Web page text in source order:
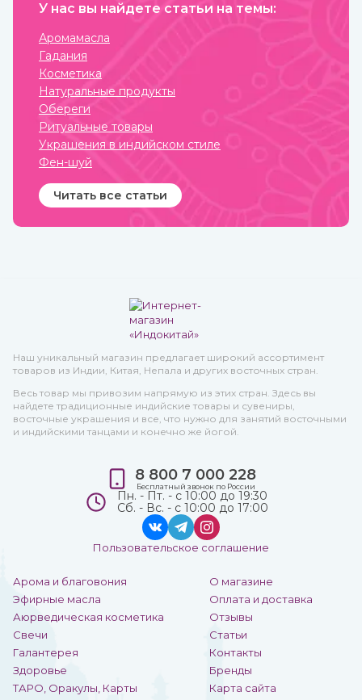
продолжаться до
делает средство в виде
У нас вы найдете статьи на темы:
Аромамасла
Гадания
Косметика
Натуральные продукты
Обереги
Ритуальные товары
Украшения в индийском стиле
Фен-шуй
Читать все статьи
Наш уникальный магазин предлагает широкий ассортимент
товаров из Индии, Китая, Непала и других восточных стран.
Весь товар мы привозим напрямую из этих стран. Здесь вы
найдете традиционные индийские товары и сувениры,
восточные украшения и все, что нужно для занятий восточными
и индийскими танцами и конечно же йогой.
Арома и благовония
Эфирные масла
Аюрведическая косметика
Свечи
Галантерея
Здоровье
ТАРО, Оракулы, Карты
О магазине
Оплата и доставка
Отзывы
Статьи
Контакты
Бренды
Карта сайта
8 800 7 000 228
Бесплатный звонок по России
Пн. - Пт. - с 10:00 до 19:30
Сб. - Вс. - с 10:00 до 17:00
Пользовательское соглашение